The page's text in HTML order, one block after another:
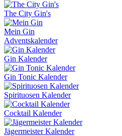
The City Gin's
Mein Gin
Adventskalender
Gin Kalender
Gin Tonic Kalender
Spirituosen Kalender
Cocktail Kalender
Jägermeister Kalender